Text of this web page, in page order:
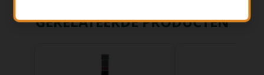
GERELATEERDE PRODUCTEN